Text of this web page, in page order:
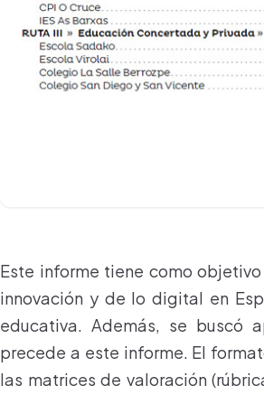
Este informe tiene como
innovación y de lo digital en
educativa. Además, se buscó
precede a este informe. El
las matrices de valoración